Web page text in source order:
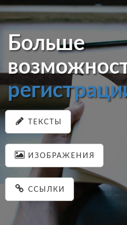
Больше
ТЕКСТЫ
ИЗОБРАЖЕНИЯ
ССЫЛКИ